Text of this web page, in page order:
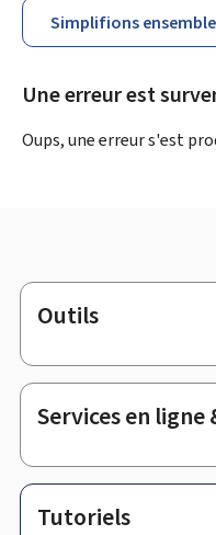
Simplifions ensemble
Une erreur est
Oups, une erreur s'est
Pied
de
page
Outils
Services en
Tutoriels